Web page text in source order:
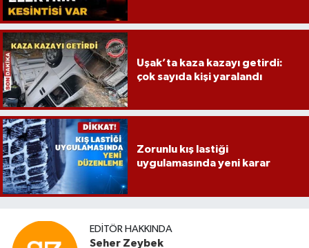
Uşak’ta kaza kazayı getirdi:
çok sayıda kişi yaralandı
Zorunlu kış lastiği
uygulamasında yeni karar
EDITÖR HAKKINDA
Seher Zeybek